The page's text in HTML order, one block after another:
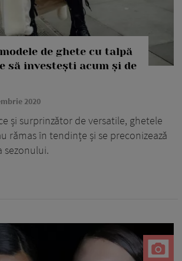
de ghete cu talpă
să investești acum și de
2020
și surprinzător de versatile, ghetele
rămas în tendințe și se preconizează
sezonului.